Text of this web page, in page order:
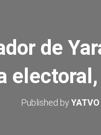
de
Published by YATVO